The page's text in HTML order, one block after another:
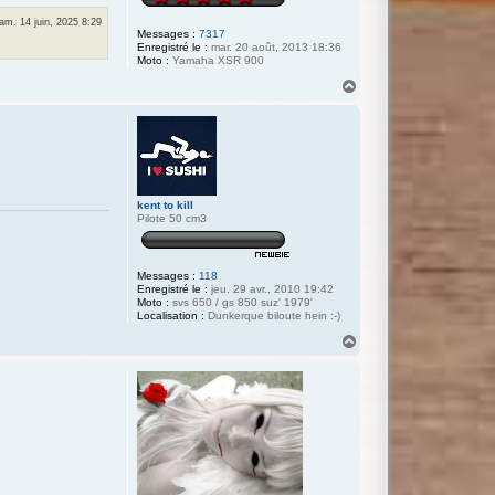
Messages : 7317
Enregistré le : mar. 20 août, 2013 18:36
Moto : Yamaha XSR 900
14 juin, 2025 8:29
kent to kill
Pilote 50 cm3
Messages : 118
Enregistré le : jeu. 29 avr., 2010 19:42
Moto : svs 650 / gs 850 suz' 1979'
Localisation : Dunkerque biloute hein :-)